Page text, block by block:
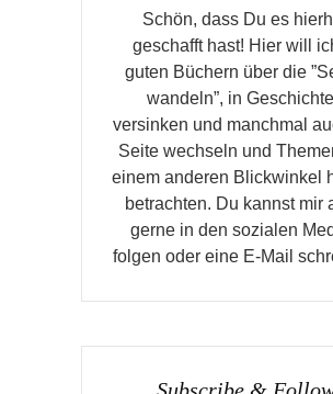
Schön, dass Du es
geschafft hast! Hier will
guten Büchern über die
wandeln”, in
versinken und manchmal
Seite wechseln und
einem anderen Blickwinkel
betrachten. Du kannst mir
gerne in den sozialen
folgen oder eine E-Mail